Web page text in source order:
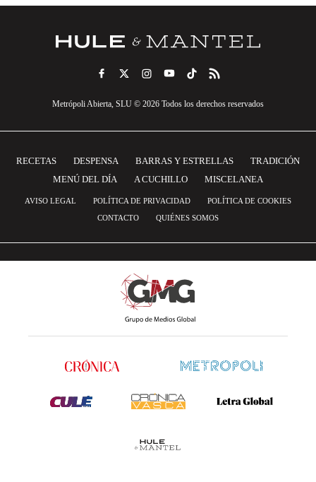
Metrópoli Abierta, SLU © 2026 Todos los derechos reservados
RECETAS DESPENSA BARRAS Y ESTRELLAS
TRADICIÓN
MENÚ DEL DÍA
A CUCHILLO MISCELANEA
AVISO LEGAL POLÍTICA DE PRIVACIDAD
POLÍTICA DE COOKIES
CONTACTO
QUIÉNES SOMOS